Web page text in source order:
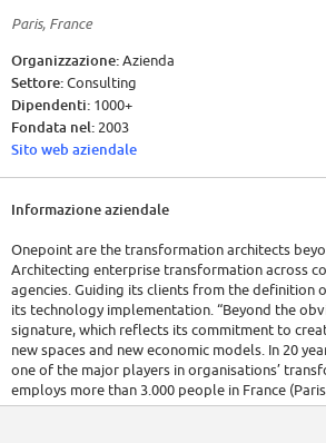
Paris, France
Organizzazione:Azienda
Settore:Consulting
Dipendenti: 1000+
Fondata nel: 2003
Sito web aziendale
Informazione aziendale
Onepoint are the transformation architects
Architecting enterprise transformation across
agencies. Guiding its clients from the definition
its technology implementation. “Beyond the
signature, which reflects its commitment to
new spaces and new economic models. In 20
one of the major players in organisations’
employs more than 3.000 people in France
Toulouse, Lyon, Rennes and Aix-en-Provence)